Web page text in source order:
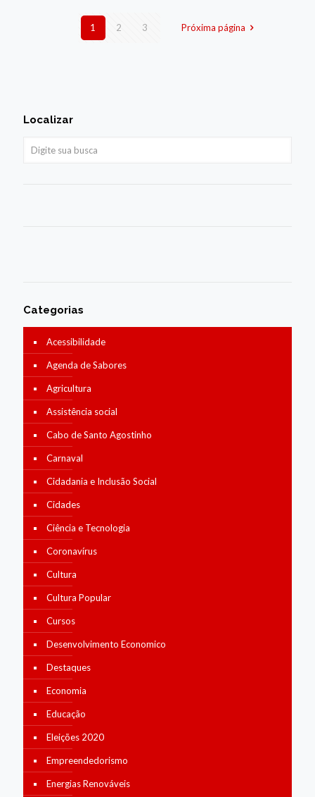
1 2 3 Próxima página
Localizar
Categorias
Acessibilidade
Agenda de Sabores
Agricultura
Assistência social
Cabo de Santo Agostinho
Carnaval
Cidadania e Inclusão Social
Cidades
Ciência e Tecnologia
Coronavírus
Cultura
Cultura Popular
Cursos
Desenvolvimento Economico
Destaques
Economia
Educação
Eleições 2020
Empreendedorismo
Energias Renováveis